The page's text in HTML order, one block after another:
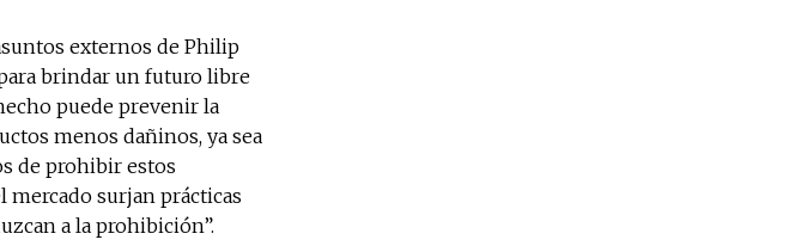
externos de Philip
brindar un futuro libre
puede prevenir la
menos dañinos, ya sea
de prohibir estos
mercado surjan prácticas
a la prohibición”.